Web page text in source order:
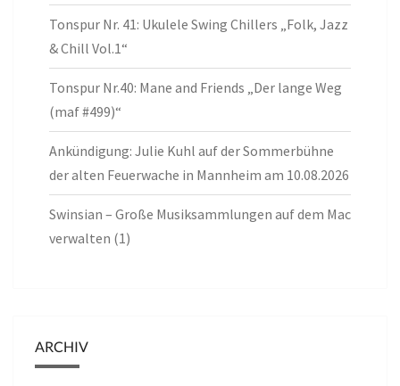
Tonspur Nr. 41: Ukulele Swing Chillers „Folk, Jazz
& Chill Vol.1“
Tonspur Nr.40: Mane and Friends „Der lange Weg
(maf #499)“
Ankündigung: Julie Kuhl auf der Sommerbühne
der alten Feuerwache in Mannheim am 10.08.2026
Swinsian – Große Musiksammlungen auf dem Mac
verwalten (1)
ARCHIV